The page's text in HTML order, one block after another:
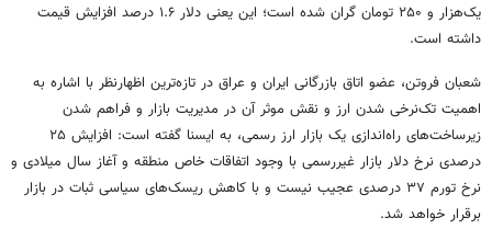
یک‌هزار و ۲۵۰ تومان گران شده است؛ این یعنی دلار ۱.۶ درصد افزایش قیمت
داشته است.
شعبان فروتن، عضو اتاق بازرگانی ایران و عراق در تازه‌ترین اظهارنظر با اشاره به
اهمیت تک‌نرخی شدن ارز و نقش موثر آن در مدیریت بازار و فراهم شدن
زیرساخت‌های راه‌اندازی یک بازار ارز رسمی، به ایسنا گفته است: افزایش ۲۵
درصدی نرخ دلار بازار غیررسمی با وجود اتفاقات خاص منطقه و آغاز سال میلادی و
نرخ تورم ۳۷ درصدی عجیب نیست و با کاهش ریسک‌های سیاسی ثبات در بازار
برقرار خواهد شد.